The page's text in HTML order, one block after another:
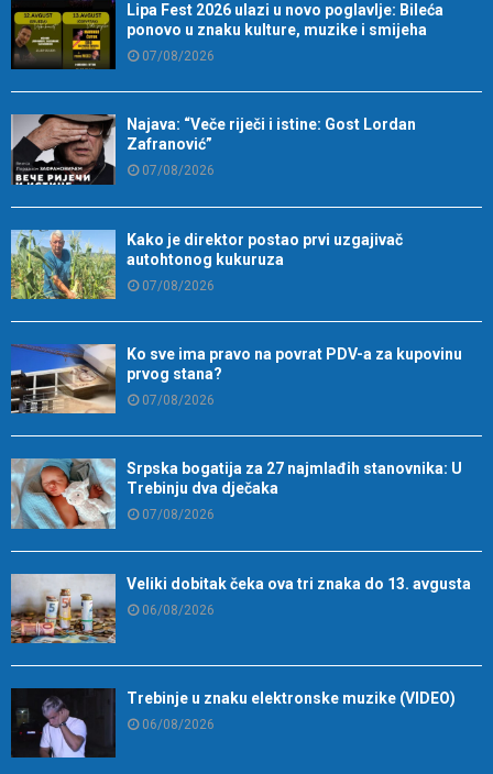
Lipa Fest 2026 ulazi u novo poglavlje: Bileća
ponovo u znaku kulture, muzike i smijeha
07/08/2026
Najava: “Veče riječi i istine: Gost Lordan
Zafranović”
07/08/2026
Kako je direktor postao prvi uzgajivač
autohtonog kukuruza
07/08/2026
Ko sve ima pravo na povrat PDV-a za kupovinu
prvog stana?
07/08/2026
Srpska bogatija za 27 najmlađih stanovnika: U
Trebinju dva dječaka
07/08/2026
Veliki dobitak čeka ova tri znaka do 13. avgusta
06/08/2026
Trebinje u znaku elektronske muzike (VIDEO)
06/08/2026